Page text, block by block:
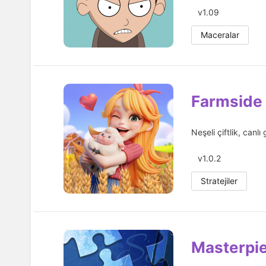
v1.09
Maceralar
Farmside
Neşeli çiftlik, canlı
v1.0.2
Stratejiler